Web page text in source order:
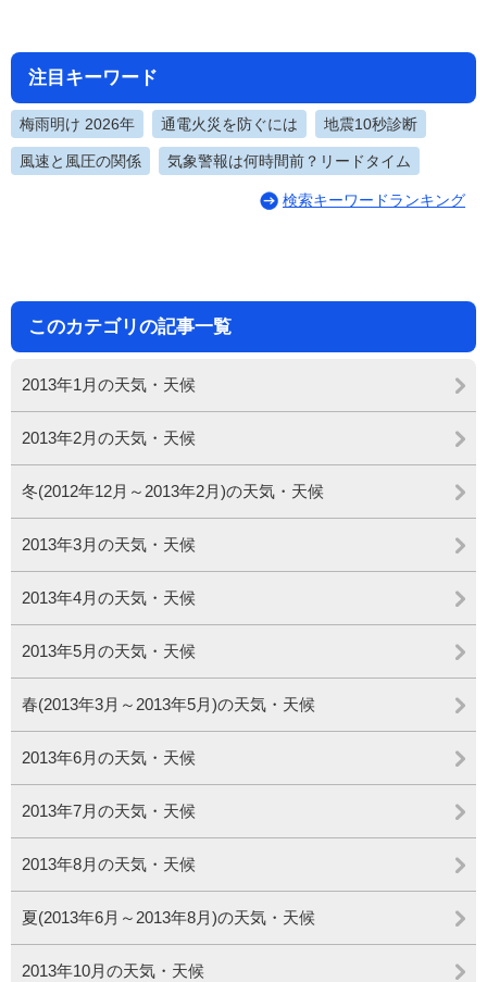
注目キーワード
梅雨明け 2026年 通電火災を防ぐには 地震10秒診断
風速と風圧の関係 気象警報は何時間前？リードタイム
検索キーワードランキング
このカテゴリの記事一覧
2013年1月の天気・天候
2013年2月の天気・天候
冬(2012年12月～2013年2月)の天気・天候
2013年3月の天気・天候
2013年4月の天気・天候
2013年5月の天気・天候
春(2013年3月～2013年5月)の天気・天候
2013年6月の天気・天候
2013年7月の天気・天候
2013年8月の天気・天候
夏(2013年6月～2013年8月)の天気・天候
2013年10月の天気・天候